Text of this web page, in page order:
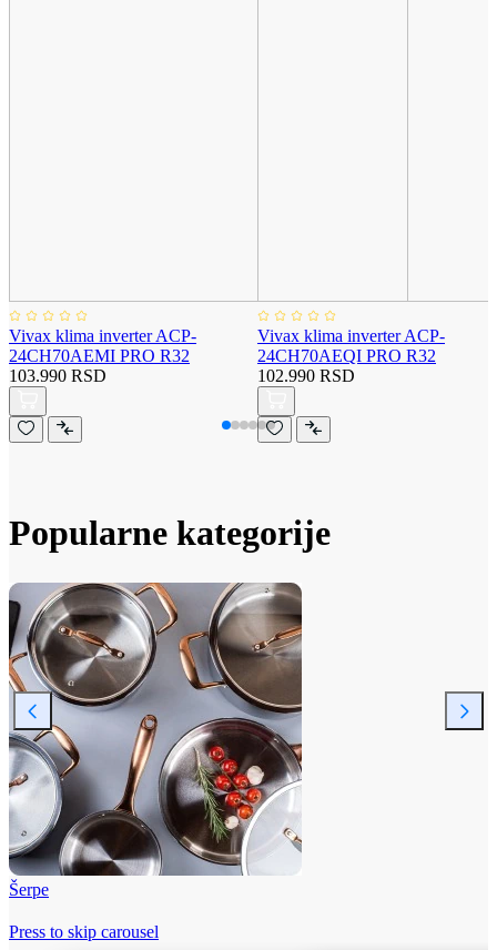
Vivax klima inverter ACP-
24CH70AEMI PRO R32
103.990 RSD
Vivax klima inverter ACP-
24CH70AEQI PRO R32
102.990 RSD
Popularne kategorije
Šerpe
Press to skip carousel